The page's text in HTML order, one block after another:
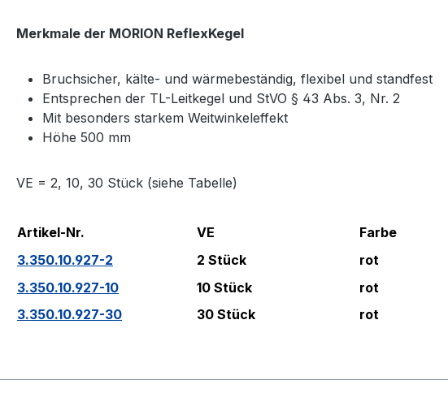
Merkmale der MORION ReflexKegel
Bruchsicher, kälte- und wärmebeständig, flexibel und standfest
Entsprechen der TL-Leitkegel und StVO § 43 Abs. 3, Nr. 2
Mit besonders starkem Weitwinkeleffekt
Höhe 500 mm
VE = 2, 10, 30 Stück (siehe Tabelle)
Artikel-Nr. VE Farbe
3.350.10.927-2
2 Stück rot
3.350.10.927-10
10 Stück rot
3.350.10.927-30
30 Stück rot